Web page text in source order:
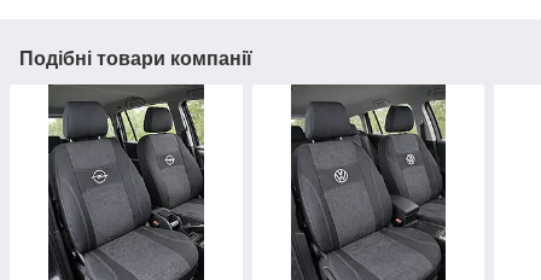
Подібні товари компанії